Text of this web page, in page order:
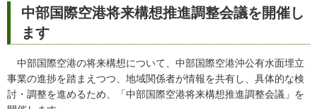
中部国際空港将来構想推進調整会議を開催し
ます
中部国際空港の将来構想について、中部国際空港沖公有水面埋立
事業の進捗を踏まえつつ、地域関係者が情報を共有し、具体的な検
討・調整を進めるため、「中部国際空港将来構想推進調整会議」を